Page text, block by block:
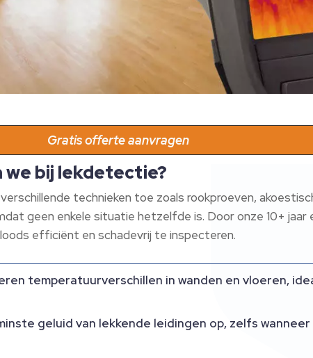
Gratis offerte aanvragen
we bij lekdetectie?
technieken toe zoals rookproeven,
geen enkele situatie hetzelfde is. Door onze 10+ jaar
efficiënt en schadevrij te inspecteren.
temperatuurverschillen in wanden en vloeren,
geluid van lekkende leidingen op, zelfs